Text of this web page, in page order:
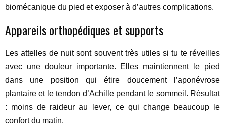
biomécanique du pied et exposer à d’autres complications.
Appareils orthopédiques et supports
Les attelles de nuit sont souvent très utiles si tu te réveilles
avec une douleur importante. Elles maintiennent le pied
dans une position qui étire doucement l’aponévrose
plantaire et le tendon d’Achille pendant le sommeil. Résultat
: moins de raideur au lever, ce qui change beaucoup le
confort du matin.